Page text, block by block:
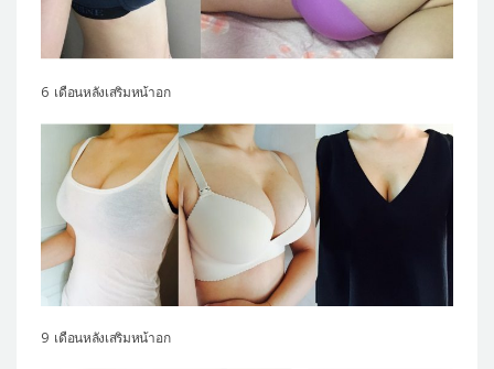
6 เดือนหลังเสริมหน้าอก
9 เดือนหลังเสริมหน้าอก